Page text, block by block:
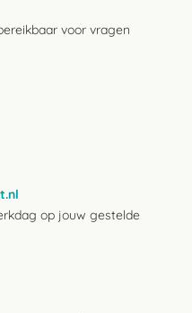
voor vragen
op jouw gestelde